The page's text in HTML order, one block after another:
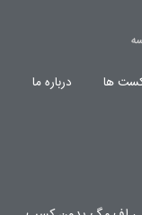
ها درباره ما